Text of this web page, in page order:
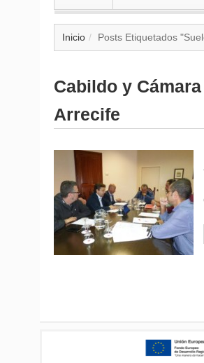
Inicio Posts Etiquetados
Cabildo y
Arrecife